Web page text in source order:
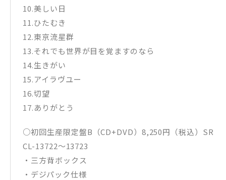
10.美しい日
11.ひたむき
12.東京流星群
13.それでも世界が目を覚ますのなら
14.生きがい
15.アイラヴユー
16.切望
17.ありがとう
○初回生産限定盤B（CD+DVD）8,250円（税込）SR
CL-13722〜13723
・三方背ボックス
・デジパック仕様